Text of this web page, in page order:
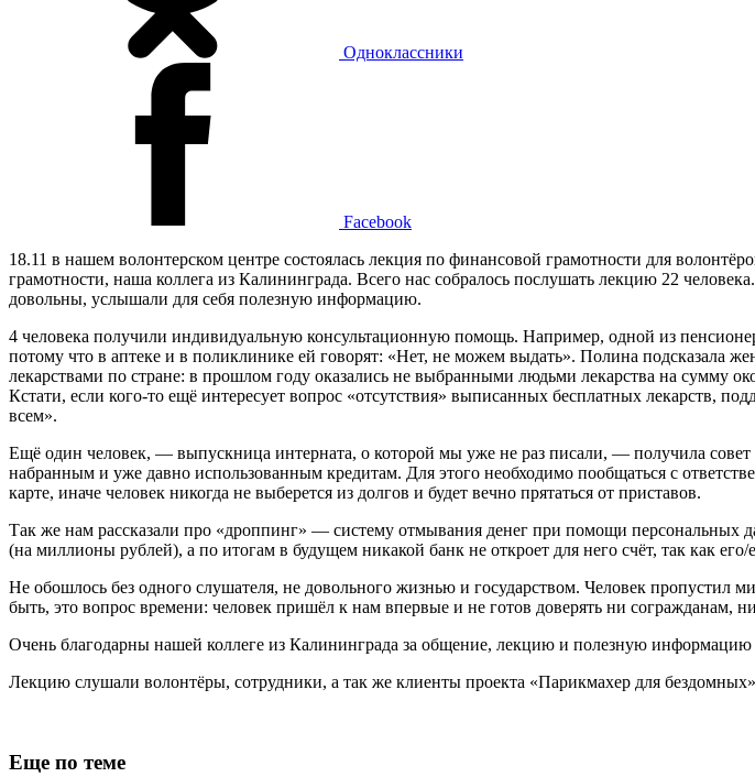
Одноклассники
Facebook
18.11 в нашем волонтерском центре состоялась лекция по финансовой грамотности для
грамотности, наша коллега из Калининграда. Всего нас собралось послушать лекцию 22
довольны, услышали для себя полезную информацию.
4 человека получили индивидуальную консультационную помощь. Например, одной из
потому что в аптеке и в поликлинике ей говорят: «Нет, не можем выдать». Полина подсказала
лекарствами по стране: в прошлом году оказались не выбранными людьми лекарства на сумму
Кстати, если кого-то ещё интересует вопрос «отсутствия» выписанных бесплатных
всем».
Ещё один человек, — выпускница интерната, о которой мы уже не раз писали, — получила совет
набранным и уже давно использованным кредитам. Для этого необходимо пообщаться с
карте, иначе человек никогда не выберется из долгов и будет вечно прятаться от приставов.
Так же нам рассказали про «дроппинг» — систему отмывания денег при помощи персональных
(на миллионы рублей), а по итогам в будущем никакой банк не откроет для него счёт, так как
Не обошлось без одного слушателя, не довольного жизнью и государством. Человек
быть, это вопрос времени: человек пришёл к нам впервые и не готов доверять ни согражданам,
Очень благодарны нашей коллеге из Калининграда за общение, лекцию и полезную
Лекцию слушали волонтёры, сотрудники, а так же клиенты проекта «Парикмахер для
Еще по теме